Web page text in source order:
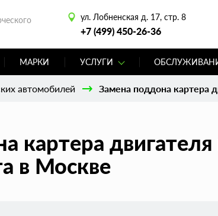
ул. Лобненская д. 17, стр. 8
+7 (499) 450-26-36
МАРКИ УСЛУГИ
автомобилей Замена поддона картера
картера
в Москве